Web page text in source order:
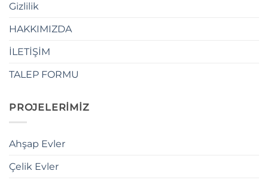
Gizlilik
HAKKIMIZDA
İLETİŞİM
TALEP FORMU
PROJELERİMİZ
Ahşap Evler
Çelik Evler